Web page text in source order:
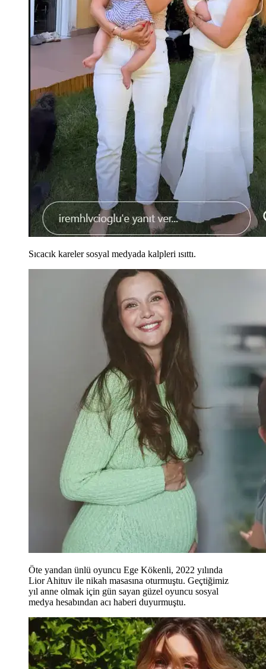
Sıcacık kareler sosyal medyada kalpleri ısıttı.
Öte yandan ünlü oyuncu Ege Kökenli, 2022 yılında
Lior Ahituv ile nikah masasına oturmuştu. Geçtiğimiz
yıl anne olmak için gün sayan güzel oyuncu sosyal
medya hesabından acı haberi duyurmuştu.